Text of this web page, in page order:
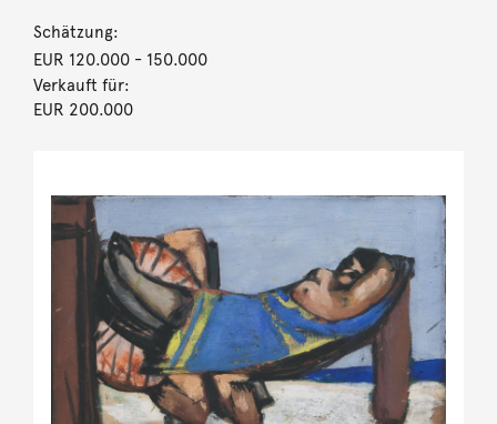
Schätzung:
EUR 120.000- 150.000
Verkauft für:
EUR 200.000